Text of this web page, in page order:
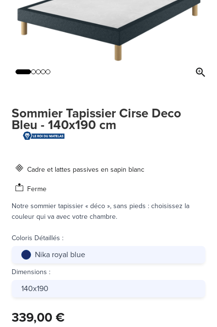
Sommier Tapissier Cirse Deco
Bleu - 140x190 cm
Cadre et lattes passives en sapin blanc
Ferme
Notre sommier tapissier « déco », sans pieds : choisissez la
couleur qui va avec votre chambre.
Coloris Détaillés :
Nika royal blue
Dimensions :
140x190
339,00 €